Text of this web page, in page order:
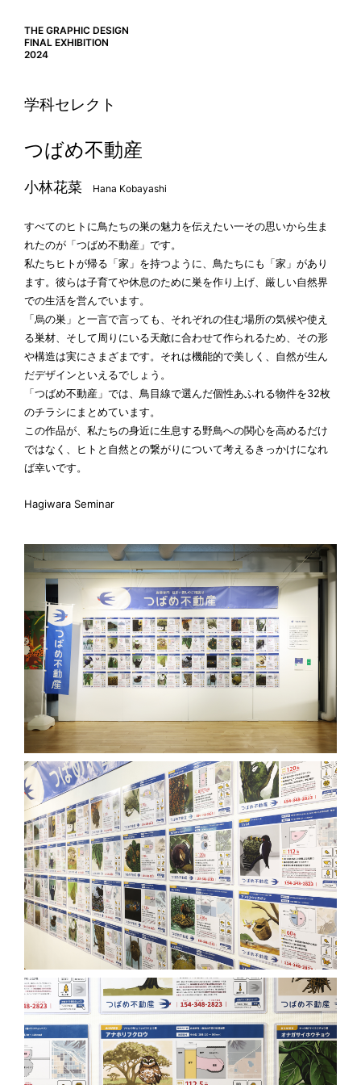
THE GRAPHIC DESIGN
FINAL EXHIBITION
2024
学科セレクト
つばめ不動産
小林花菜 Hana Kobayashi
すべてのヒトに鳥たちの巣の魅力を伝えたい一その思いから生ま
れたのが「つばめ不動産」です。
私たちヒトが帰る「家」を持つように、鳥たちにも「家」があり
ます。彼らは子育てや休息のために巣を作り上げ、厳しい自然界
での生活を営んでいます。
「烏の巣」と一言で言っても、それぞれの住む場所の気候や使え
る巣材、そして周りにいる天敵に合わせて作られるため、その形
や構造は実にさまざまです。それは機能的で美しく、自然が生ん
だデザインといえるでしょう。
「つばめ不動産」では、鳥目線で選んだ個性あふれる物件を32枚
のチラシにまとめています。
この作品が、私たちの身近に生息する野鳥への関心を高めるだけ
ではなく、ヒトと自然との繋がりについて考えるきっかけになれ
ば幸いです。
Hagiwara Seminar